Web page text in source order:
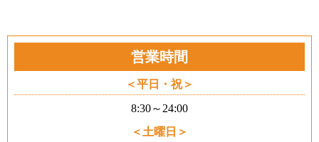
営業時間
平日・祝
8:30～24:00
土曜日